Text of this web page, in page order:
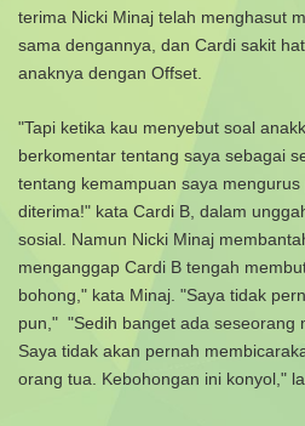
terima Nicki Minaj telah menghasut
sama dengannya, dan Cardi sakit
anaknya dengan Offset.
"Tapi ketika kau menyebut soal
berkomentar tentang saya sebagai
tentang kemampuan saya
diterima!" kata Cardi B, dalam
sosial. Namun Nicki Minaj
menganggap Cardi B tengah
bohong," kata Minaj. "Saya tidak
pun," "Sedih banget ada seseorang
Saya tidak akan pernah
orang tua. Kebohongan ini konyol,"